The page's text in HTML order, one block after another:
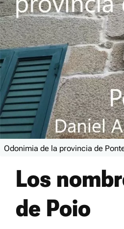
Odonimia de la provincia de
Los
de Poio